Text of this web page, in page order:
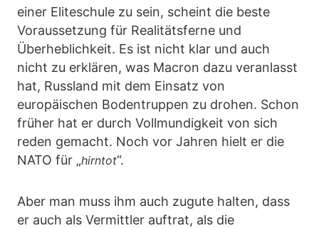
einer Eliteschule zu sein, scheint die beste
Voraussetzung für Realitätsferne und
Überheblichkeit. Es ist nicht klar und auch
nicht zu erklären, was Macron dazu veranlasst
hat, Russland mit dem Einsatz von
europäischen Bodentruppen zu drohen. Schon
früher hat er durch Vollmundigkeit von sich
reden gemacht. Noch vor Jahren hielt er die
NATO für „hirntot“.
Aber man muss ihm auch zugute halten, dass
er auch als Vermittler auftrat, als die